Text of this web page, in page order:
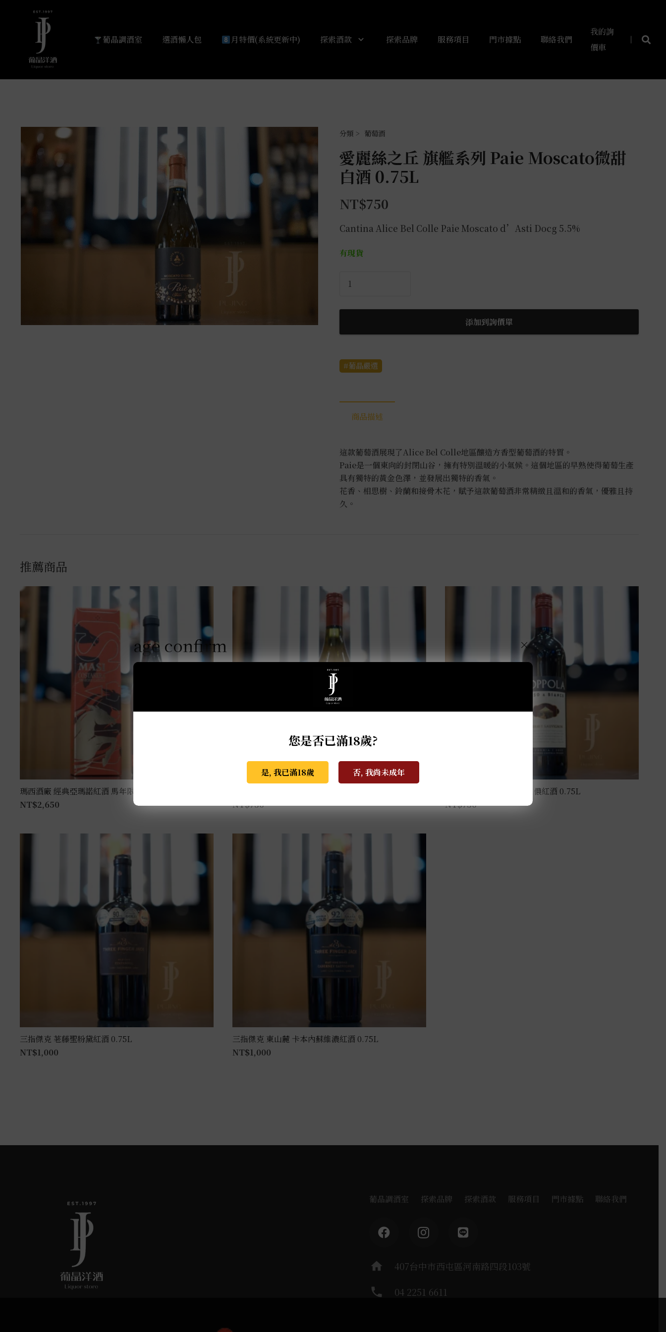
葡晶調酒室 選酒懶人包 月特價(系統更新中) 探索酒款 探索品牌 服務項目 門市據點 聯絡我們
我的詢
價車
葡萄酒
愛麗絲之丘 旗艦系列 Paie Moscato微甜
白酒 0.75L
NT$750
Cantina Alice Bel Colle Paie Moscato d’Asti Docg 5.5%
有現貨
系
Moscato
酒
0.75L
數
量
添加到詢價單
葡晶嚴選
商品描述
這款葡萄酒展現了Alice Bel Colle地區釀造方香型葡萄酒的特質。
Paie是一個東向的封閉山谷，擁有特別溫暖的小氣候。這個地區的早熟使得葡萄生產
具有獨特的黃金色澤，並發展出獨特的香氣。
花香、相思樹、鈴蘭和接骨木花，賦予這款葡萄酒非常精緻且溫和的香氣，優雅且持
久。
推薦商品
瑪西酒廠 經典亞瑪諾紅酒 馬年限定尊爵禮盒 0.75L
NT$2,650
NT$750
教父酒莊R&B卡本內蘇維儂紅酒 0.75L
NT$750
三指傑克 荖藤聖粉黛紅酒 0.75L
NT$1,000
三指傑克 東山麓 卡本內蘇維濃紅酒 0.75L
NT$1,000
葡晶調酒室 探索品牌 探索酒款 服務項目 門市據點 聯絡我們
home 407台中市西屯區河南路四段103號
phone 04 2251 6611
age confirm
您是否已滿18歲?
是, 我已滿18歲 否, 我尚未成年
×